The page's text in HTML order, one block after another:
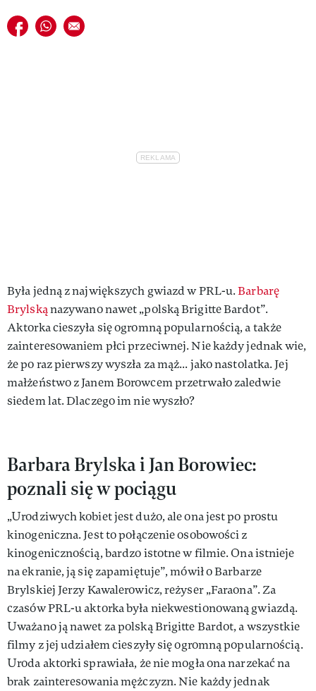
Udostępnij na facebook
Udostępnij na whatsapp
E-mail do przyjaciela
Była jedną z największych gwiazd w PRL-u.Barbarę
Brylskąnazywano nawet „polską Brigitte Bardot”.
Aktorka cieszyła się ogromną popularnością, a także
zainteresowaniem płci przeciwnej. Nie każdy jednak wie,
że po raz pierwszy wyszła za mąż... jako nastolatka. Jej
małżeństwo z Janem Borowcem przetrwało zaledwie
siedem lat. Dlaczego im nie wyszło?
Barbara Brylska i Jan Borowiec:
poznali się w pociągu
„Urodziwych kobiet jest dużo, ale ona jest po prostu
kinogeniczna. Jest to połączenie osobowości z
kinogenicznością, bardzo istotne w filmie. Ona istnieje
na ekranie, ją się zapamiętuje”, mówił o Barbarze
Brylskiej Jerzy Kawalerowicz, reżyser „Faraona”. Za
czasów PRL-u aktorka była niekwestionowaną gwiazdą.
Uważano ją nawet za polską Brigitte Bardot, a wszystkie
filmy z jej udziałem cieszyły się ogromną popularnością.
Uroda aktorki sprawiała, że nie mogła ona narzekać na
brak zainteresowania mężczyzn. Nie każdy jednak